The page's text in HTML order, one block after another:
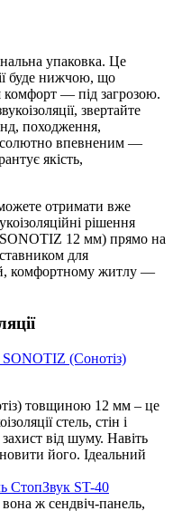
упаковка. Це
буде нижчою, що
комфорт — під загрозою.
звертайте
походження,
впевненим —
якість,
отримати вже
рішення
12 мм) прямо на
для
комфортному житлу —
SONOTIZ (Сонотіз)
товщиною 12 мм – це
стель, стін і
від шуму. Навіть
його. Ідеальний
СтопЗвук ST-40
ж сендвіч-панель,